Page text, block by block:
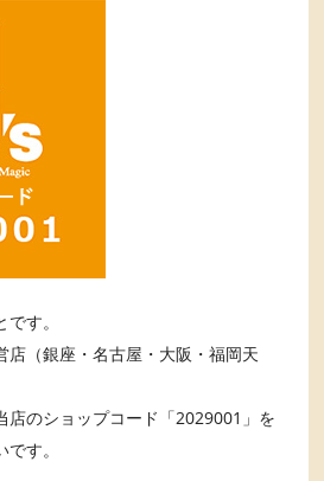
す。
店（銀座・名古屋・大阪・福岡天
店のショップコード「2029001」を
す。